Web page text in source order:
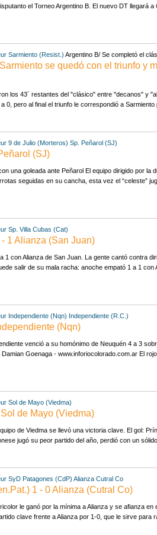
el Torneo Argentino B. El nuevo DT llegará
Sarmiento (Resist.) Argentino B/ Se completó el
se quedó con el triunfo y
los 43´ restantes del "clásico" entre "decanos" y
0, pero al final el triunfo le correspondió a Sarmiento
9 de Julio (Morteros) Sp. Peñarol (SJ)
(SJ)
una goleada ante Peñarol El equipo dirigido por la
seguidas en su cancha, esta vez el “celeste”
Sp. Villa Cubas (Cat)
1 Alianza (San Juan)
1 con Alianza de San Juan. La gente cantó contra
salir de su mala racha: anoche empató 1 a 1 con
Independiente (Nqn) Independiente (R.C.)
(Nqn)
venció a su homónimo de Neuquén 4 a 3
Goenaga - www.inforiocolorado.com.ar El
Sol de Mayo (Viedma)
de Mayo (Viedma)
de Viedma se llevó una victoria clave. El gol:
jugó su peor partido del año, perdió con un
SyD Patagones (CdP) Alianza Cutral Co
1 - 0 Alianza (Cutral Co)
le ganó por la mínima a Alianza y se afianza en
clave frente a Alianza por 1-0, que le sirve para